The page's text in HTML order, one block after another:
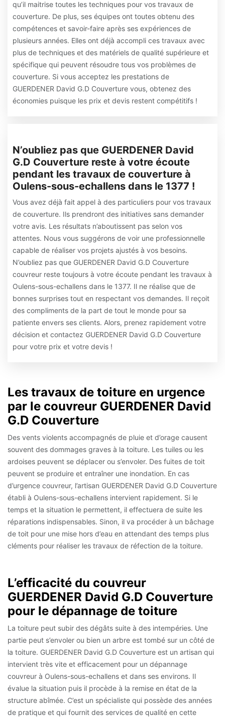
qu’il maitrise toutes les techniques pour vos travaux de
couverture. De plus, ses équipes ont toutes obtenu des
compétences et savoir-faire après ses expériences de
plusieurs années. Elles ont déjà accompli ces travaux avec
plus de techniques et des matériels de qualité supérieure et
spécifique qui peuvent résoudre tous vos problèmes de
couverture. Si vous acceptez les prestations de
GUERDENER David G.D Couverture vous, obtenez des
économies puisque les prix et devis restent compétitifs !
N’oubliez pas que GUERDENER David
G.D Couverture reste à votre écoute
pendant les travaux de couverture à
Oulens-sous-echallens dans le 1377 !
Vous avez déjà fait appel à des particuliers pour vos travaux
de couverture. Ils prendront des initiatives sans demander
votre avis. Les résultats n’aboutissent pas selon vos
attentes. Nous vous suggérons de voir une professionnelle
capable de réaliser vos projets ajustés à vos besoins.
N’oubliez pas que GUERDENER David G.D Couverture
couvreur reste toujours à votre écoute pendant les travaux à
Oulens-sous-echallens dans le 1377. Il ne réalise que de
bonnes surprises tout en respectant vos demandes. Il reçoit
des compliments de la part de tout le monde pour sa
patiente envers ses clients. Alors, prenez rapidement votre
décision et contactez GUERDENER David G.D Couverture
pour votre prix et votre devis !
Les travaux de toiture en urgence
par le couvreur GUERDENER David
G.D Couverture
Des vents violents accompagnés de pluie et d’orage causent
souvent des dommages graves à la toiture. Les tuiles ou les
ardoises peuvent se déplacer ou s’envoler. Des fuites de toit
peuvent se produire et entraîner une inondation. En cas
d’urgence couvreur, l’artisan GUERDENER David G.D Couverture
établi à Oulens-sous-echallens intervient rapidement. Si le
temps et la situation le permettent, il effectuera de suite les
réparations indispensables. Sinon, il va procéder à un bâchage
de toit pour une mise hors d’eau en attendant des temps plus
cléments pour réaliser les travaux de réfection de la toiture.
L’efficacité du couvreur
GUERDENER David G.D Couverture
pour le dépannage de toiture
La toiture peut subir des dégâts suite à des intempéries. Une
partie peut s’envoler ou bien un arbre est tombé sur un côté de
la toiture. GUERDENER David G.D Couverture est un artisan qui
intervient très vite et efficacement pour un dépannage
couvreur à Oulens-sous-echallens et dans ses environs. Il
évalue la situation puis il procède à la remise en état de la
structure abîmée. C’est un spécialiste qui possède des années
de pratique et qui fournit des services de qualité en cette